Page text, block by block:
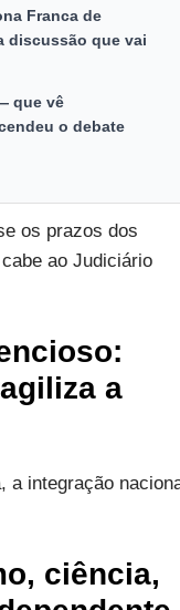
Franca de
discussão que vai
que vê
o debate
os prazos dos
ao Judiciário
a
a integração
ciência,